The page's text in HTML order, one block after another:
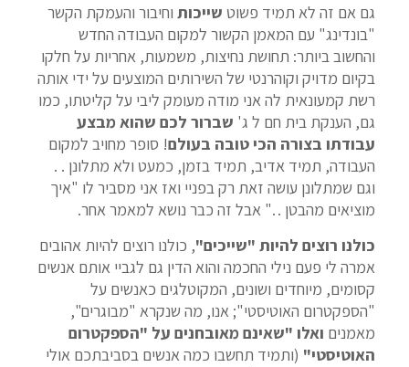
גם אם זה לא תמיד פשוט שייכותוחיבור והעמקת הקשר
"בונדינג" עם המאמן הקשור למקום העבודה החדש
והחשוב ביותר: תחושת נחיצות, משמעות, אחריות על חלקו
בקיום מדויק וקוהרנטי של השירותים המוצעים על ידי אותה
רשת קמעונאית לה אני מודה מעומק ליבי על קליטתו, כמו
גם, הענקת בית חם ל ג' שברור לכם שהוא מבצע
עבודתו בצורה הכי טובה בעולם! סופר מחויב למקום
העבודה, תמיד אדיב, תמיד בזמן, כמעט ולא מתלונן . .
וגם שמתלונן עושה זאת רק בפניי ואז אני מסביר לו "איך
מוציאים מהבטן . ." אבל זה כבר נושא למאמר אחר.
כולנו רוצים להיות "שייכים", כולנו רוצים להיות אהובים
אמרה לי פעם נילי החכמה והוא הדין גם לגביי אותם אנשים
קסומים, מיוחדים ושונים, המקוטלגים כאנשים על
"הספקטרום האוטיסטי"; אנו, מה שנקרא "מבוגרים",
מאמנים ואלו "שאינם מאובחנים על "הספקטרום
האוטיסטי" (ותמיד תחשבו כמה אנשים בסביבתכם אולי